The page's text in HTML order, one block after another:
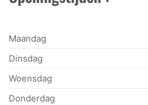
Maandag
Dinsdag
Woensdag
Donderdag